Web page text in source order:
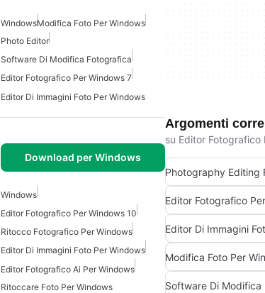
WindowsModifica Foto Per Windows
Photo Editor
Software Di Modifica Fotografica
Editor Fotografico Per Windows 7
Editor Di Immagini Foto Per Windows
Download per Windows
Windows
Editor Fotografico Per Windows 10
Ritocco Fotografico Per Windows
Editor Di Immagini Foto Per Windows
Editor Fotografico Ai Per Windows
Ritoccare Foto Per Windows
Argomenti
su Editor Fotografico
Photography Editing
Editor Fotografico
Editor Di Immagini
Modifica Foto Per